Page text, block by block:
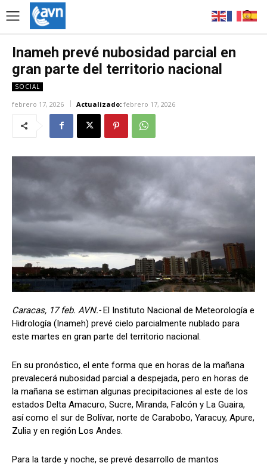
Inameh prevé nubosidad parcial en
gran parte del territorio nacional
SOCIAL
febrero 17, 2026 Actualizado: febrero 17, 2026
Caracas, 17 feb. AVN.-El Instituto Nacional de Meteorología e
Hidrología (Inameh) prevé cielo parcialmente nublado para
este martes en gran parte del territorio nacional.
En su pronóstico, el ente forma que en horas de la mañana
prevalecerá nubosidad parcial a despejada, pero en horas de
la mañana se estiman algunas precipitaciones al este de los
estados Delta Amacuro, Sucre, Miranda, Falcón y La Guaira,
así como el sur de Bolívar, norte de Carabobo, Yaracuy, Apure,
Zulia y en región Los Andes.
Para la tarde y noche, se prevé desarrollo de mantos